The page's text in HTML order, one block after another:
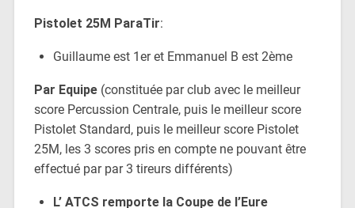
Pistolet 25M ParaTir:
Guillaume est 1er et Emmanuel B est 2ème
Par Equipe (constituée par club avec le meilleur
score Percussion Centrale, puis le meilleur score
Pistolet Standard, puis le meilleur score Pistolet
25M, les 3 scores pris en compte ne pouvant être
effectué par par 3 tireurs différents)
L’ ATCS remporte la Coupe de l’Eure